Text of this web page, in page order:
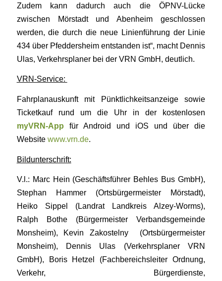
Zudem kann dadurch auch die ÖPNV-Lücke
zwischen Mörstadt und Abenheim geschlossen
werden, die durch die neue Linienführung der Linie
434 über Pfeddersheim entstanden ist“, macht Dennis
Ulas, Verkehrsplaner bei der VRN GmbH, deutlich.
VRN-Service:
Fahrplanauskunft mit Pünktlichkeitsanzeige sowie
Ticketkauf rund um die Uhr in der kostenlosen
myVRN-App für Android und iOS und über die
Website www.vrn.de.
Bildunterschrift:
V.l.: Marc Hein (Geschäftsführer Behles Bus GmbH),
Stephan Hammer (Ortsbürgermeister Mörstadt),
Heiko Sippel (Landrat Landkreis Alzey-Worms),
Ralph Bothe (Bürgermeister Verbandsgemeinde
Monsheim), Kevin Zakostelny (Ortsbürgermeister
Monsheim), Dennis Ulas (Verkehrsplaner VRN
GmbH), Boris Hetzel (Fachbereichsleiter Ordnung,
Verkehr, Bürgerdienste,